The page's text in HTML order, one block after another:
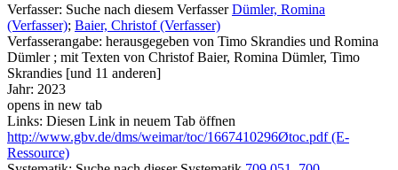
Verfasser: Suche nach diesem Verfasser Dümler, Romina
(Verfasser); Baier, Christof (Verfasser)
Verfasserangabe: herausgegeben von Timo Skrandies und Romina
Dümler ; mit Texten von Christof Baier, Romina Dümler, Timo
Skrandies [und 11 anderen]
Jahr: 2023
opens in new tab
Links: Diesen Link in neuem Tab öffnen
http://www.gbv.de/dms/weimar/toc/1667410296Øtoc.pdf (E-
Ressource)